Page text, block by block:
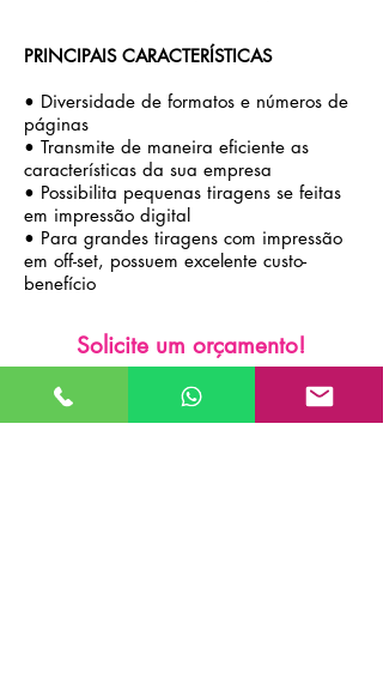
PRINCIPAIS CARACTERÍSTICAS
• Diversidade de formatos e números de
páginas
• Transmite de maneira eficiente as
características da sua empresa
• Possibilita pequenas tiragens se feitas
em impressão digital
• Para grandes tiragens com impressão
em off-set, possuem excelente custo-
benefício
Solicite um orçamento!
Whatsapp: (11) 9 8510-8815